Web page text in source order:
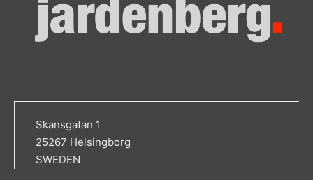
Skansgatan 1
25267 Helsingborg
SWEDEN